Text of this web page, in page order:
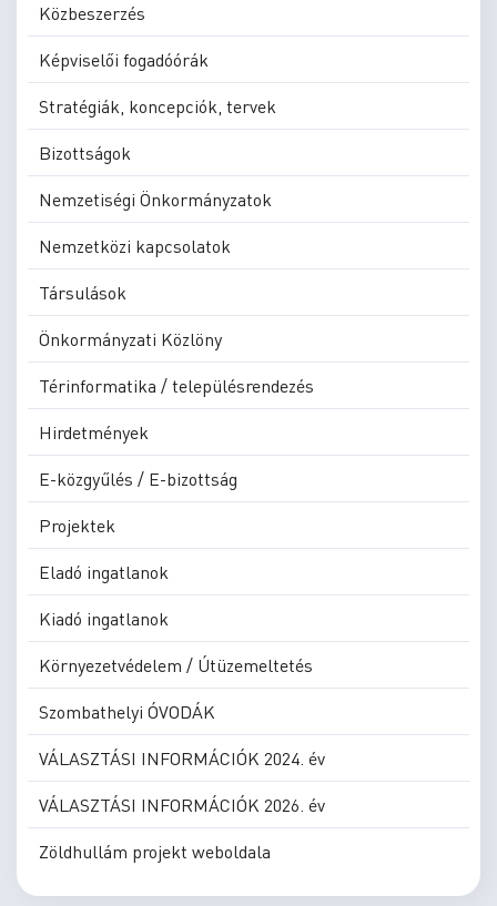
Közbeszerzés
Képviselői fogadóórák
Stratégiák, koncepciók, tervek
Bizottságok
Nemzetiségi Önkormányzatok
Nemzetközi kapcsolatok
Társulások
Önkormányzati Közlöny
Térinformatika / településrendezés
Hirdetmények
E-közgyűlés / E-bizottság
Projektek
Eladó ingatlanok
Kiadó ingatlanok
Környezetvédelem / Útüzemeltetés
Szombathelyi ÓVODÁK
VÁLASZTÁSI INFORMÁCIÓK 2024. év
VÁLASZTÁSI INFORMÁCIÓK 2026. év
Zöldhullám projekt weboldala